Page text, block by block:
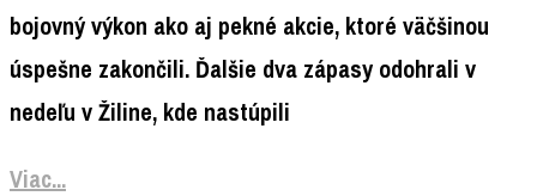
bojovný výkon ako aj pekné akcie, ktoré väčšinou
úspešne zakončili. Ďalšie dva zápasy odohrali v
nedeľu v Žiline, kde nastúpili
Viac...